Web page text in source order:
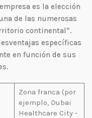
es la elección
de las numerosas
continental“.
específicas
en función de sus
Zona franca (por
ejemplo, Dubai
Healthcare City -